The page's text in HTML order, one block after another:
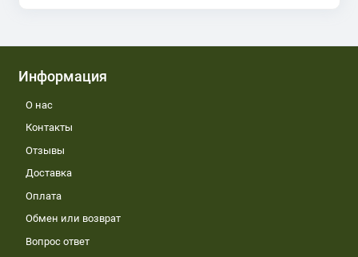
Информация
О нас
Контакты
Отзывы
Доставка
Оплата
Обмен или возврат
Вопрос ответ